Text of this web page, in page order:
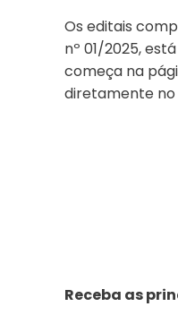
Os editais
nº 01/2025,
começa na
diretamente no
Receba as